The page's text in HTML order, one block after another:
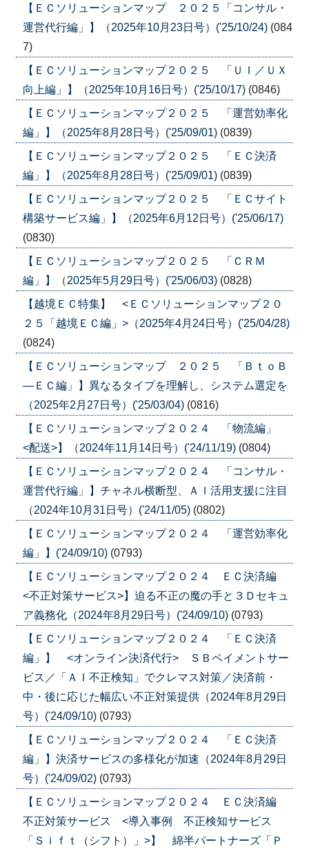
【ＥＣソリューションマップ ２０２５「コンサル・
運営代行編」】（2025年10月23日号）('25/10/24) (084
7)
【ＥＣソリューションマップ２０２５ 「ＵＩ／ＵＸ
向上編」】（2025年10月16日号）('25/10/17) (0846)
【ＥＣソリューションマップ２０２５ 「運営効率化
編」】（2025年8月28日号）('25/09/01) (0839)
【ＥＣソリューションマップ２０２５ 「ＥＣ決済
編」】（2025年8月28日号）('25/09/01) (0839)
【ＥＣソリューションマップ２０２５ 「ＥＣサイト
構築サービス編」】（2025年6月12日号）('25/06/17)
(0830)
【ＥＣソリューションマップ２０２５ 「ＣＲＭ
編」】（2025年5月29日号）('25/06/03) (0828)
【越境ＥＣ特集】 <ＥＣソリューションマップ２０
２５「越境ＥＣ編」>（2025年4月24日号）('25/04/28)
(0824)
【ＥＣソリューションマップ ２０２５ 「ＢｔｏＢ
―ＥＣ編」】異なるタイプを理解し、システム選定を
（2025年2月27日号）('25/03/04) (0816)
【ＥＣソリューションマップ２０２４ 「物流編」
<配送>】（2024年11月14日号）('24/11/19) (0804)
【ＥＣソリューションマップ２０２４ 「コンサル・
運営代行編」】チャネル横断型、ＡＩ活用支援に注目
（2024年10月31日号）('24/11/05) (0802)
【ＥＣソリューションマップ２０２４ 「運営効率化
編」】('24/09/10) (0793)
【ＥＣソリューションマップ２０２４ ＥＣ決済編
<不正対策サービス>】迫る不正の魔の手と３Ｄセキュ
ア義務化（2024年8月29日号）('24/09/10) (0793)
【ＥＣソリューションマップ２０２４ 「ＥＣ決済
編」】 <オンライン決済代行> ＳＢペイメントサー
ビス／「ＡＩ不正検知」でクレマス対策／決済前・
中・後に応じた幅広い不正対策提供（2024年8月29日
号）('24/09/10) (0793)
【ＥＣソリューションマップ２０２４ 「ＥＣ決済
編」】決済サービスの多様化が加速（2024年8月29日
号）('24/09/02) (0793)
【ＥＣソリューションマップ２０２４ ＥＣ決済編
不正対策サービス <導入事例 不正検知サービス
「Ｓｉｆｔ（シフト）」>】 綿半パートナーズ「Ｐ